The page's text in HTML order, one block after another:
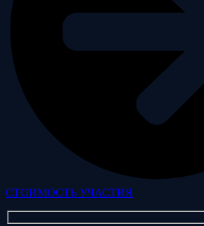
СТОИМОСТЬ УЧАСТИЯ